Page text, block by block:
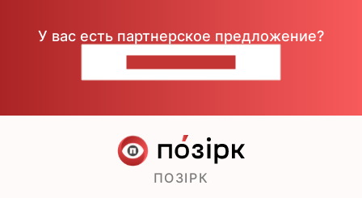
У вас есть партнерское предложение?
ПОЗІРК